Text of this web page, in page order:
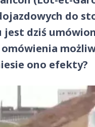
do
jest dziś
ono efekty?